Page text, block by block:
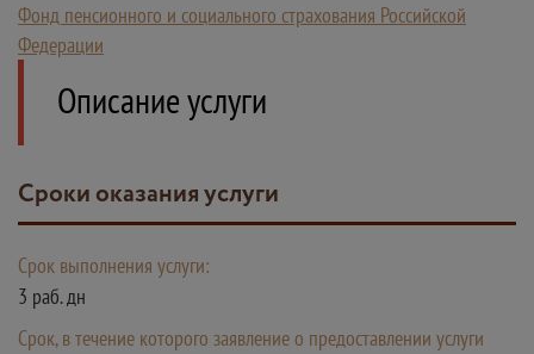
Фонд пенсионного и социального страхования Российской
Федерации
Описание услуги
Сроки оказания услуги
Срок выполнения услуги:
3 раб. дн
Срок, в течение которого заявление о предоставлении услуги